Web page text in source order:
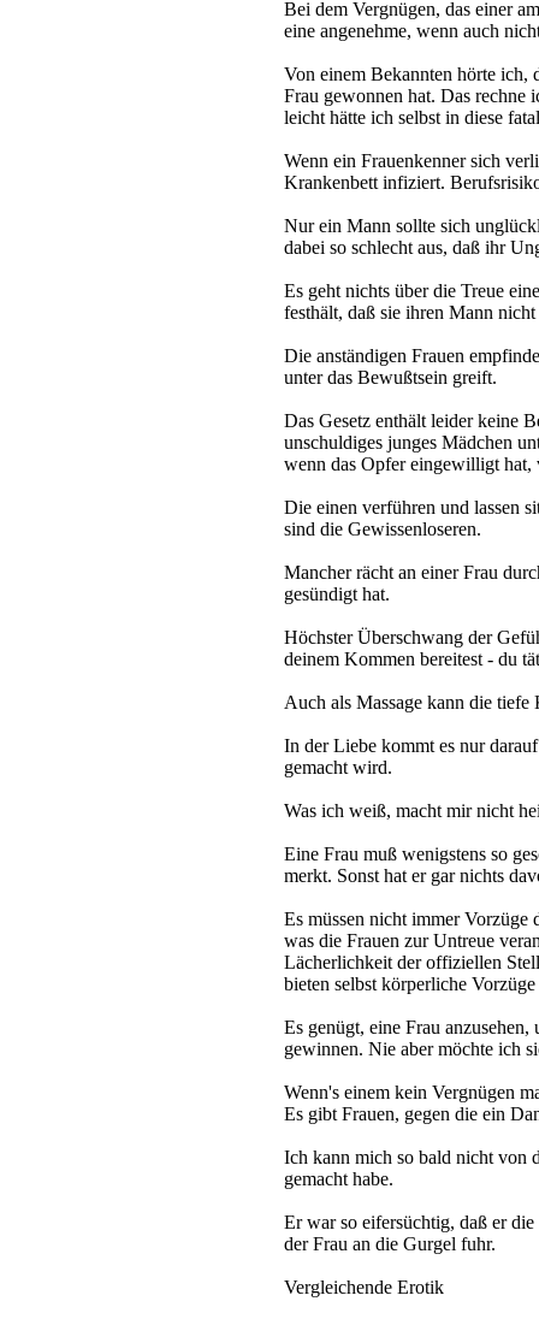
Bei dem Vergnügen, das einer
eine angenehme, wenn auch
Von einem Bekannten hörte ich,
Frau gewonnen hat. Das rechne
leicht hätte ich selbst in diese
Wenn ein Frauenkenner sich
Krankenbett infiziert.
Nur ein Mann sollte sich
dabei so schlecht aus, daß ihr
Es geht nichts über die Treue
festhält, daß sie ihren Mann nicht
Die anständigen Frauen
unter das Bewußtsein greift.
Das Gesetz enthält leider keine
unschuldiges junges Mädchen
wenn das Opfer eingewilligt
Die einen verführen und lassen
sind die Gewissenloseren.
Mancher rächt an einer Frau
gesündigt hat.
Höchster Überschwang der
deinem Kommen bereitest - du
Auch als Massage kann die
In der Liebe kommt es nur
gemacht wird.
Was ich weiß, macht mir nicht
Eine Frau muß wenigstens so
merkt. Sonst hat er gar nichts
Es müssen nicht immer Vorzüge
was die Frauen zur Untreue
Lächerlichkeit der offiziellen
bieten selbst körperliche
Es genügt, eine Frau
gewinnen. Nie aber möchte ich
Wenn's einem kein Vergnügen
Es gibt Frauen, gegen die ein
Ich kann mich so bald nicht von
gemacht habe.
Er war so eifersüchtig, daß er
der Frau an die Gurgel fuhr.
Vergleichende Erotik